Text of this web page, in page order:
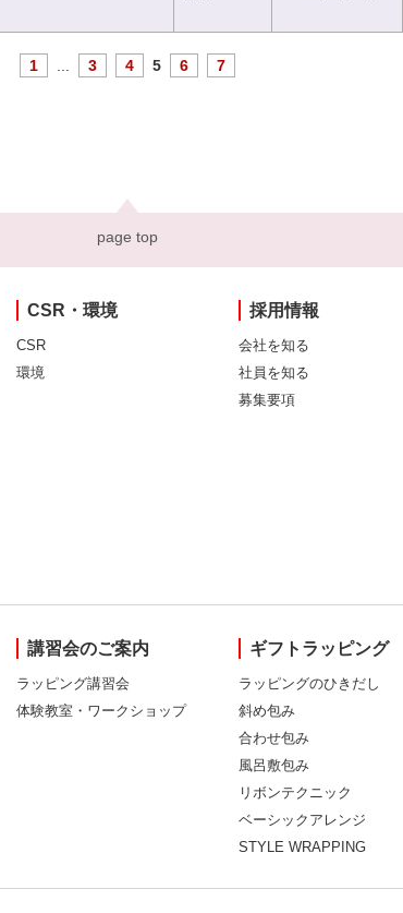
1 3 4 5 6 7
page top
CSR・環境
CSR
環境
採用情報
会社を知る
社員を知る
募集要項
講習会のご案内
ラッピング講習会
体験教室・ワークショップ
ギフトラッピング
ラッピングのひきだし
斜め包み
合わせ包み
風呂敷包み
リボンテクニック
ベーシックアレンジ
STYLE WRAPPING